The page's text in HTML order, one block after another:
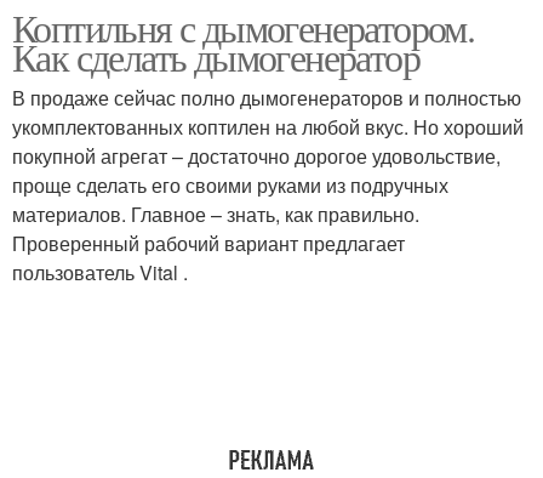
Коптильня с дымогенератором.
Как сделать дымогенератор
В продаже сейчас полно дымогенераторов и полностью
укомплектованных коптилен на любой вкус. Но хороший
покупной агрегат – достаточно дорогое удовольствие,
проще сделать его своими руками из подручных
материалов. Главное – знать, как правильно.
Проверенный рабочий вариант предлагает
пользователь Vital .